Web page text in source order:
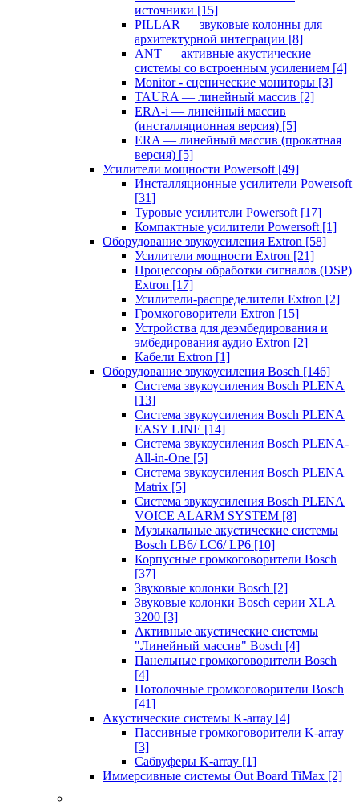
источники [15]
PILLAR — звуковые колонны для
архитектурной интеграции [8]
ANT — активные акустические
системы со встроенным усилением [4]
Monitor - сценические мониторы [3]
TAURA — линейный массив [2]
ERA-i — линейный массив
(инсталляционная версия) [5]
ERA — линейный массив (прокатная
версия) [5]
Усилители мощности Powersoft [49]
Инсталляционные усилители Powersoft
[31]
Туровые усилители Powersoft [17]
Компактные усилители Powersoft [1]
Оборудование звукоусиления Extron [58]
Усилители мощности Extron [21]
Процессоры обработки сигналов (DSP)
Extron [17]
Усилители-распределители Extron [2]
Громкоговорители Extron [15]
Устройства для деэмбедирования и
эмбедирования аудио Extron [2]
Кабели Extron [1]
Оборудование звукоусиления Bosch [146]
Система звукоусиления Bosch PLENA
[13]
Система звукоусиления Bosch PLENA
EASY LINE [14]
Система звукоусиления Bosch PLENA-
All-in-One [5]
Система звукоусиления Bosch PLENA
Matrix [5]
Система звукоусиления Bosch PLENA
VOICE ALARM SYSTEM [8]
Музыкальные акустические системы
Bosch LB6/ LC6/ LP6 [10]
Корпусные громкоговорители Bosch
[37]
Звуковые колонки Bosch [2]
Звуковые колонки Bosch серии XLA
3200 [3]
Активные акустические системы
"Линейный массив" Bosch [4]
Панельные громкоговорители Bosch
[4]
Потолочные громкоговорители Bosch
[41]
Акустические системы K-array [4]
Пассивные громкоговорители K-array
[3]
Сабвуферы K-array [1]
Иммерсивные системы Out Board TiMax [2]